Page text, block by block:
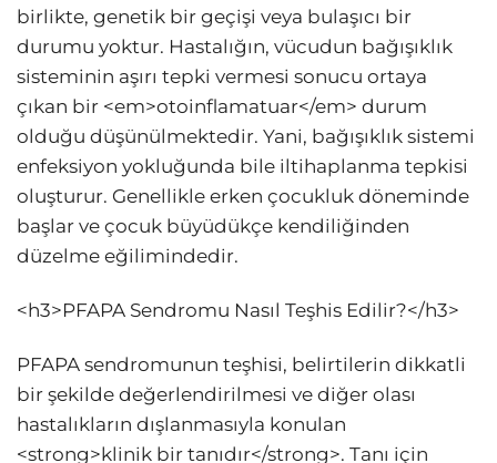
birlikte, genetik bir geçişi veya bulaşıcı bir
durumu yoktur. Hastalığın, vücudun bağışıklık
sisteminin aşırı tepki vermesi sonucu ortaya
çıkan bir <em>otoinflamatuar</em> durum
olduğu düşünülmektedir. Yani, bağışıklık sistemi
enfeksiyon yokluğunda bile iltihaplanma tepkisi
oluşturur. Genellikle erken çocukluk döneminde
başlar ve çocuk büyüdükçe kendiliğinden
düzelme eğilimindedir.
<h3>PFAPA Sendromu Nasıl Teşhis Edilir?</h3>
PFAPA sendromunun teşhisi, belirtilerin dikkatli
bir şekilde değerlendirilmesi ve diğer olası
hastalıkların dışlanmasıyla konulan
<strong>klinik bir tanıdır</strong>. Tanı için